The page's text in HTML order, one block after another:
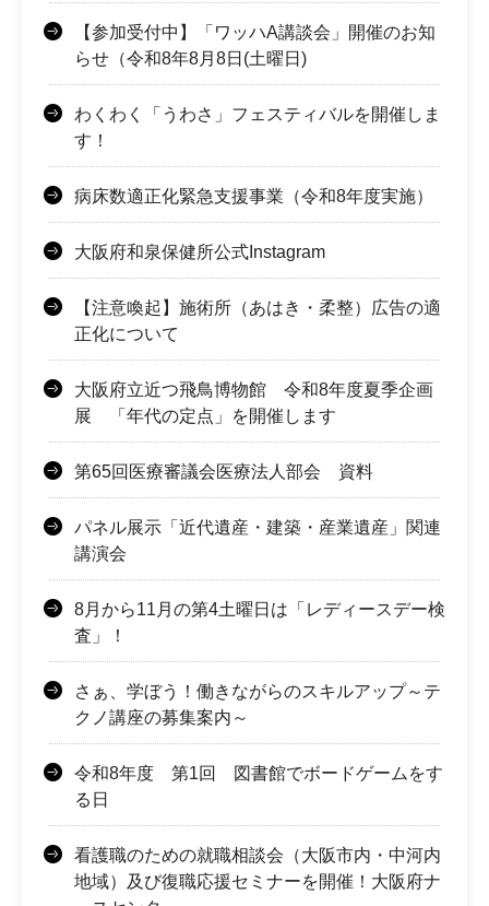
【参加受付中】「ワッハA講談会」開催のお知
らせ（令和8年8月8日(土曜日)
わくわく「うわさ」フェスティバルを開催しま
す！
病床数適正化緊急支援事業（令和8年度実施）
大阪府和泉保健所公式Instagram
【注意喚起】施術所（あはき・柔整）広告の適
正化について
大阪府立近つ飛鳥博物館 令和8年度夏季企画
展 「年代の定点」を開催します
第65回医療審議会医療法人部会 資料
パネル展示「近代遺産・建築・産業遺産」関連
講演会
8月から11月の第4土曜日は「レディースデー検
査」！
さぁ、学ぼう！働きながらのスキルアップ～テ
クノ講座の募集案内～
令和8年度 第1回 図書館でボードゲームをす
る日
看護職のための就職相談会（大阪市内・中河内
地域）及び復職応援セミナーを開催！大阪府ナ